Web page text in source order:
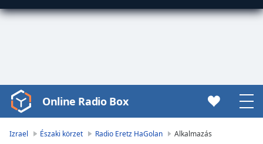
Video
Player
Online Radio Box
Izrael Északi körzet Radio Eretz HaGolan Alkalmazás